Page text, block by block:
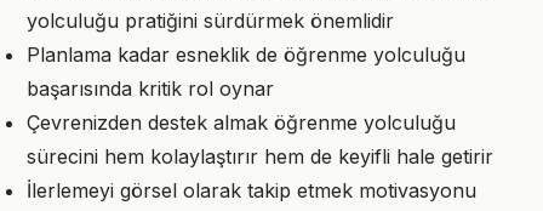
yolculuğu pratiğini sürdürmek önemlidir
Planlama kadar esneklik de öğrenme yolculuğu
başarısında kritik rol oynar
Çevrenizden destek almak öğrenme yolculuğu
sürecini hem kolaylaştırır hem de keyifli hale getirir
İlerlemeyi görsel olarak takip etmek motivasyonu